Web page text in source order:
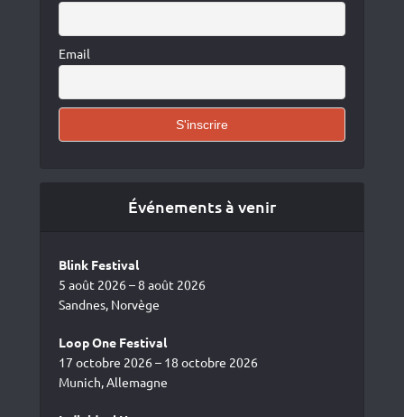
Email
Événements à venir
Blink Festival
5 août 2026 – 8 août 2026
Sandnes, Norvège
Loop One Festival
17 octobre 2026 – 18 octobre 2026
Munich, Allemagne